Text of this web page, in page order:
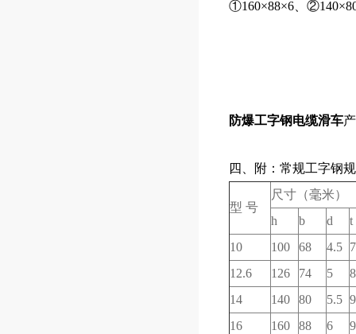
①160×88×6 、②140×
防爆工字钢电缆滑车
四、附：常规工字钢
型 号
尺寸（毫米）
h
b d
t
10
100 68 4.5
12.6
126 74 5
14
140 80 5.5
16
160 88 6